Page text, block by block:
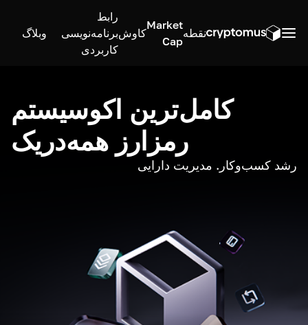
نقطه
Market
Cap
کاوش
رابط
برنامه‌نویسی
کاربردی
وبلاگ
کامل‌ترین اکوسیستم
رمزارز همه‌در‌یک
رشد کسب‌وکار. مدیریت دارایی